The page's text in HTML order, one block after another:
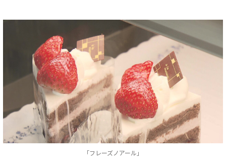
「フレーズノアール」